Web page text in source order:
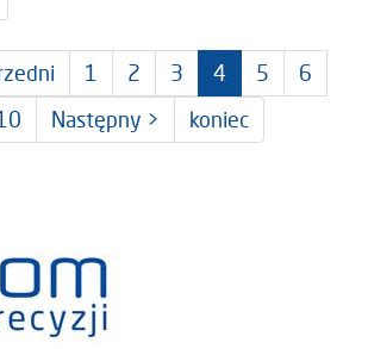
1 2 3 4 5
6
Następny > koniec